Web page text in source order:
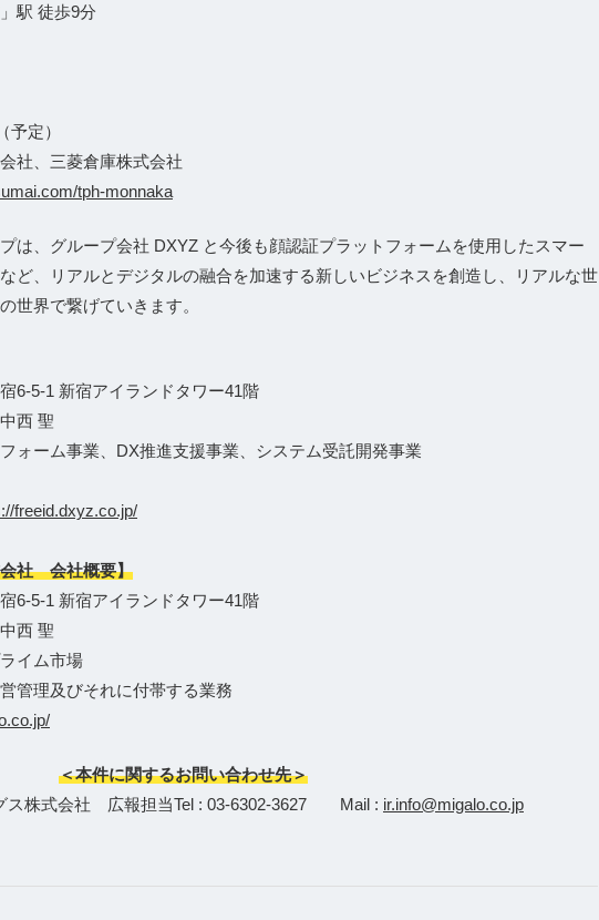
駅 徒歩9分
予定）
社、三菱倉庫株式会社
tph-monnaka
は、グループ会社 DXYZ と今後も顔認証プラットフォームを使用したスマー
ど、リアルとデジタルの融合を加速する新しいビジネスを創造し、リアルな世
世界で繋げていきます。
5-1 新宿アイランドタワー41階
西 聖
ォーム事業、DX推進支援事業、システム受託開発事業
freeid.dxyz.co.jp/
会社 会社概要】
5-1 新宿アイランドタワー41階
西 聖
イム市場
管理及びそれに付帯する業務
＜本件に関するお問い合わせ先＞
ス株式会社 広報担当Tel : 03-6302-3627 Mail : ir.info@migalo.co.jp